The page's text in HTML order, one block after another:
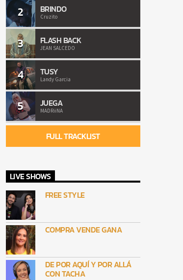
2 BRINDO
Cruzito
3 FLASH BACK
JEAN SALCEDO
4 TUSY
Landy Garcia
5 JUEGA
MADRiiNA
FULL TRACKLIST
LIVE SHOWS
FREE STYLE
COMPRA VENDE GANA
DE POR AQUÍ Y POR ALLÁ
CON TACHA